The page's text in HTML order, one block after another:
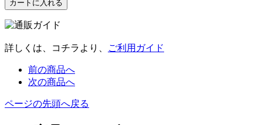
詳しくは、コチラより、 ご利用ガイド
前の商品へ
次の商品へ
ページの先頭へ戻る